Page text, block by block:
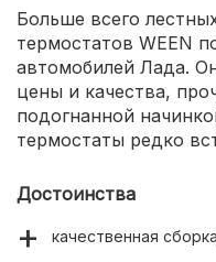
Больше всего
термостатов WEEN
автомобилей Лада.
цены и качества,
подогнанной
термостаты редко
Достоинства
качественная